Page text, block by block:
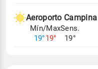
Aeroporto Campina
Mín/Max
19°19°
Sens.
19°